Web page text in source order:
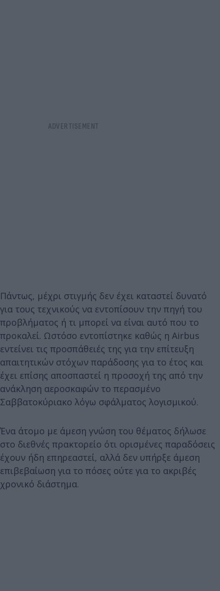
Πάντως, μέχρι στιγμής δεν έχει καταστεί δυνατό
για τους τεχνικούς να εντοπίσουν την πηγή του
προβλήματος ή τι μπορεί να είναι αυτό που το
προκαλεί. Ωστόσο εντοπίστηκε καθώς η Airbus
εντείνει τις προσπάθειές της για την επίτευξη
απαιτητικών στόχων παράδοσης για το έτος και
έχει επίσης αποσπαστεί η προσοχή της από την
ανάκληση αεροσκαφών το περασμένο
Σαββατοκύριακο λόγω σφάλματος λογισμικού.
Ένα άτομο με άμεση γνώση του θέματος δήλωσε
στο διεθνές πρακτορείο ότι ορισμένες παραδόσεις
έχουν ήδη επηρεαστεί, αλλά δεν υπήρξε άμεση
επιβεβαίωση για το πόσες ούτε για το ακριβές
χρονικό διάστημα.